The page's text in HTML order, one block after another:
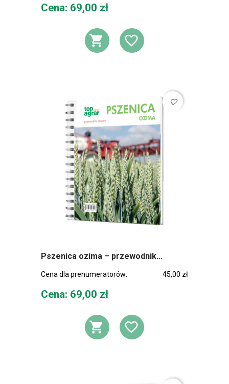
Cena
Cena: 69,00 zł
DODAJ DO
DODAJ DO
favorite_border
Pszenica ozima – przewodnik...
Cena dla prenumeratorów: 45,00 zł
Cena
Cena: 69,00 zł
DODAJ DO
DODAJ DO